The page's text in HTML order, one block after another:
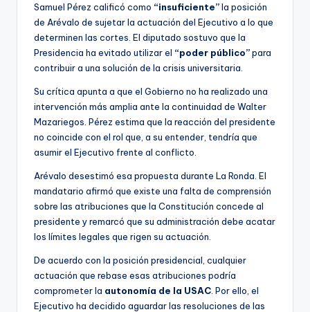
Samuel Pérez calificó como “insuficiente”la posición
de Arévalo de sujetar la actuación del Ejecutivo a lo que
determinen las cortes. El diputado sostuvo que la
Presidencia ha evitado utilizar el “poder público”para
contribuir a una solución de la crisis universitaria.
Su crítica apunta a que el Gobierno no ha realizado una
intervención más amplia ante la continuidad de Walter
Mazariegos. Pérez estima que la reacción del presidente
no coincide con el rol que, a su entender, tendría que
asumir el Ejecutivo frente al conflicto.
Arévalo desestimó esa propuesta durante La Ronda. El
mandatario afirmó que existe una falta de comprensión
sobre las atribuciones que la Constitución concede al
presidente y remarcó que su administración debe acatar
los límites legales que rigen su actuación.
De acuerdo con la posición presidencial, cualquier
actuación que rebase esas atribuciones podría
comprometer la autonomía de la USAC . Por ello, el
Ejecutivo ha decidido aguardar las resoluciones de las